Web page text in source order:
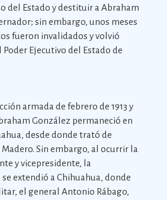
del Estado y destituir a Abraham
sin embargo, unos meses
fueron invalidados y volvió
Ejecutivo del Estado de
armada de febrero de 1913 y
González permaneció en
desde donde trató de
Sin embargo, al ocurrir la
y vicepresidente, la
extendió a Chihuahua, donde
el general Antonio Rábago,